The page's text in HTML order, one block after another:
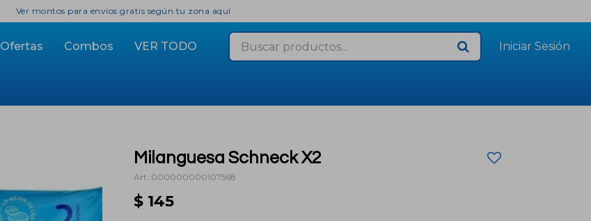
Ofertas Combos VER TODO
Ver montos para envíos gratis según tu zona aquí
Milanguesa Schneck X2
000000000107568
$ 145